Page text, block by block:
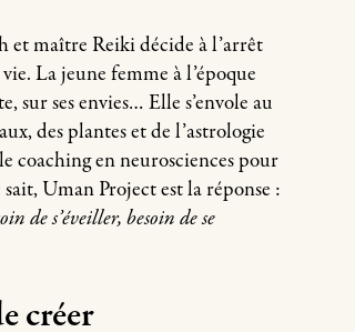
et maître Reiki décide à l’arrêt
La jeune femme à l’époque
sur ses envies… Elle s’envole au
des plantes et de l’astrologie
coaching en neurosciences pour
Uman Project est la réponse :
de s’éveiller, besoin de se
créer